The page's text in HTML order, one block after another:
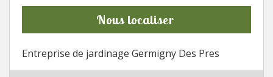
Nous localiser
Entreprise de jardinage Germigny Des Pres